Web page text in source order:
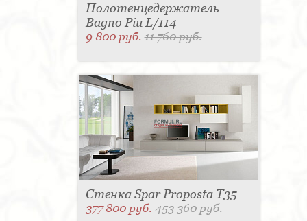
Полотенцедержатель
Bagno Piu L/114
9 800 руб.11 760 руб.
Стенка Spar Proposta T35
377 800 руб.453 360 руб.